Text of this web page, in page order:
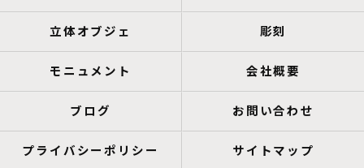
立体オブジェ 彫刻
モニュメント 会社概要
ブログ お問い合わせ
プライバシーポリシー サイトマップ